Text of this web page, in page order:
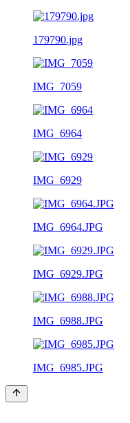
179790.jpg
IMG_7059
IMG_6964
IMG_6929
IMG_6964.JPG
IMG_6929.JPG
IMG_6988.JPG
IMG_6985.JPG